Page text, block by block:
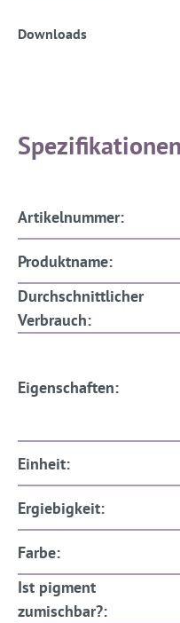
Downloads
Spezifikationen
Artikelnummer:
Produktname:
Durchschnittlicher
Verbrauch:
Eigenschaften:
Einheit:
Ergiebigkeit:
Farbe:
Ist pigment
zumischbar?: